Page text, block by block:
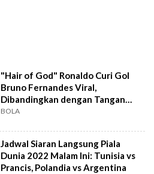
"Hair of God" Ronaldo Curi Gol
Bruno Fernandes Viral,
Dibandingkan dengan Tangan
Tuhan Maradona
BOLA
Jadwal Siaran Langsung Piala
Dunia 2022 Malam Ini: Tunisia vs
Prancis, Polandia vs Argentina